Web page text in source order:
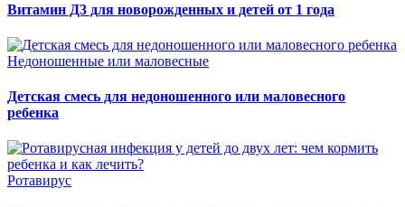
Витамин Д3 для новорожденных и детей от 1 года
Недоношенные или маловесные
Детская смесь для недоношенного или маловесного
ребенка
Ротавирус